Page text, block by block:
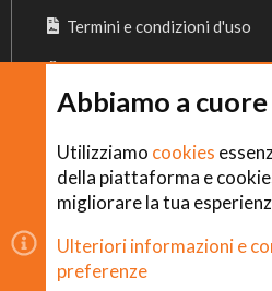
Termini e condizioni d'uso
Privacy Policy
Cookies
Copyright © CHEFS.0 Training
È vietata la riproduzione non
Abbiamo a
Utilizziamo cookies
della piattaforma e
migliorare la tua
Ulteriori informazioni e
preferenze